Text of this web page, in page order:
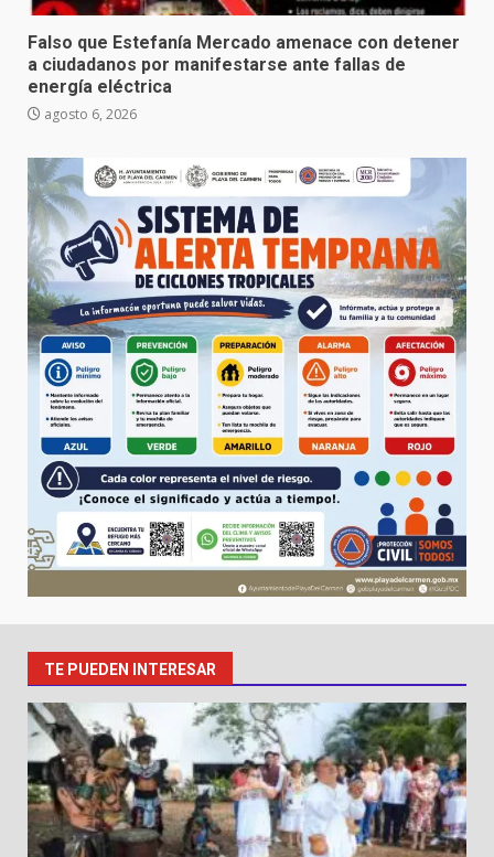
Falso que Estefanía Mercado amenace con detener
a ciudadanos por manifestarse ante fallas de
energía eléctrica
agosto 6, 2026
TE PUEDEN INTERESAR